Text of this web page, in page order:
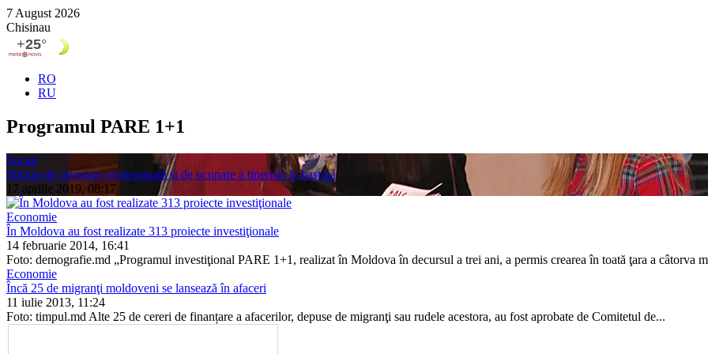
7 August 2026
Chisinau
RO
RU
Programul PARE 1+1
Social
Măsuri de orientare profesională şi de ocupare a tinerilor la baştină
17 aprilie 2019, 08:17
Economie
În Moldova au fost realizate 313 proiecte investiţionale
14 februarie 2014, 16:41
Foto: demografie.md „Programul investiţional PARE 1+1, realizat în Moldova în de­cursul a trei ani, a permis crea­rea în toată ţara a câtorva
Economie
Încă 25 de migranţi moldoveni se lansează în afaceri
11 iulie 2013, 11:24
Foto: timpul.md Alte 25 de cereri de finanțare a afacerilor, de­puse de migranţi sau rude­le acestora, au fost aprobate de Comitetul de...